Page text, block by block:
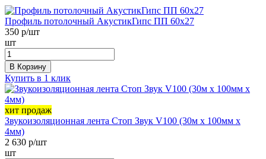
Профиль потолочный АкустикГипс ПП 60х27
350 р/шт
шт
В Корзину
Купить в 1 клик
хит продаж
Звукоизоляционная лента Стоп Звук V100 (30м х 100мм х
4мм)
2 630 р/шт
шт